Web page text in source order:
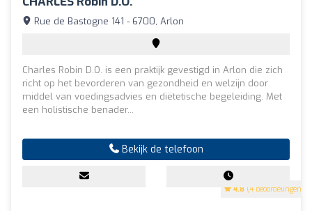
4.8 (4 beoordelingen)
Rue de Bastogne 141 - 6700, Arlon
Charles Robin D.O. is een praktijk gevestigd in Arlon die zich
richt op het bevorderen van gezondheid en welzijn door
middel van voedingsadvies en diëtetische begeleiding. Met
een holistische benader...
Bekijk de telefoon